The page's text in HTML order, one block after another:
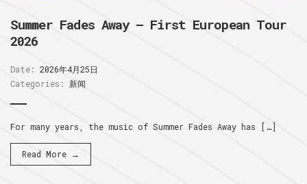
Summer Fades Away – First European Tour
2026
Date: 2026年4月25日
Categories:
新闻
For many years, the music of Summer Fades Away has […]
Read More →